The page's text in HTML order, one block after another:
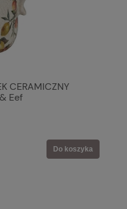
CERAMICZNY
Eef
Do koszyka